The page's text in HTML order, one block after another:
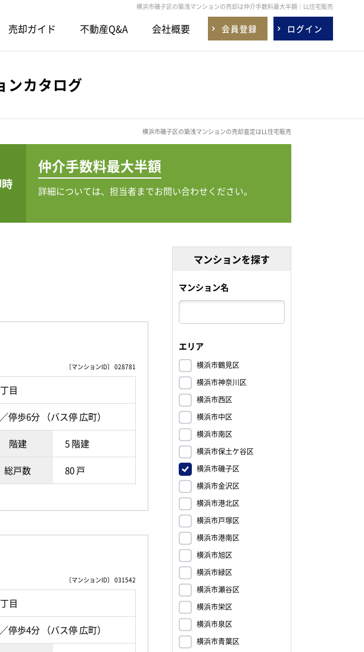
横浜市磯子区の築浅マンションの売却は仲介手数料最大半額｜LL住宅販売
売却ガイド 不動産Q&A 会社概要 会員登録 ログイン
ンカタログ
横浜市磯子区の築浅マンションの売却査定はLL住宅販売
仲介手数料最大半額
詳細については、担当者までお問い合わせください。
〔マンションID〕 028781
目
停歩6分 （バス停 広町）
階建 5 階建
総戸数 80 戸
〔マンションID〕 031542
目
停歩4分 （バス停 広町）
マンションを探す
マンション名
エリア
横浜市鶴見区
横浜市神奈川区
横浜市西区
横浜市中区
横浜市南区
横浜市保土ケ谷区
横浜市磯子区
横浜市金沢区
横浜市港北区
横浜市戸塚区
横浜市港南区
横浜市旭区
横浜市緑区
横浜市瀬谷区
横浜市栄区
横浜市泉区
横浜市青葉区